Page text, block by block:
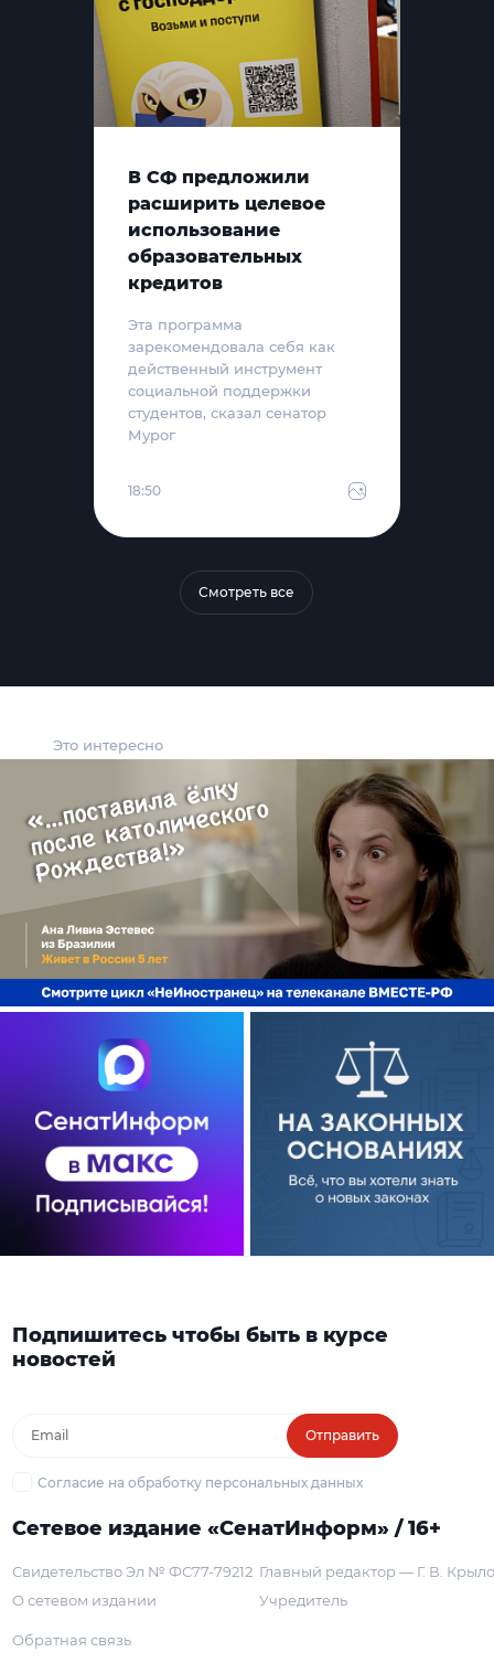
Это интересно
В СФ предложили
расширить целевое
использование
образовательных
кредитов
Эта программа
зарекомендовала себя как
действенный инструмент
социальной поддержки
студентов, сказал сенатор
Мурог
18:50
Смотреть все
Подпишитесь чтобы быть в курсе
новостей
Отправить
Согласие на обработку персональных данных
Сетевое издание «СенатИнформ» / 16+
Свидетельство Эл № ФС77-79212
О сетевом издании
Главный редактор — Г. В.
Учредитель
Обратная связь